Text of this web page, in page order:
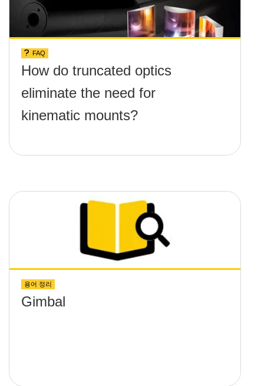
FAQ
How do truncated optics
eliminate the need for
kinematic mounts?
용어 정리
Gimbal